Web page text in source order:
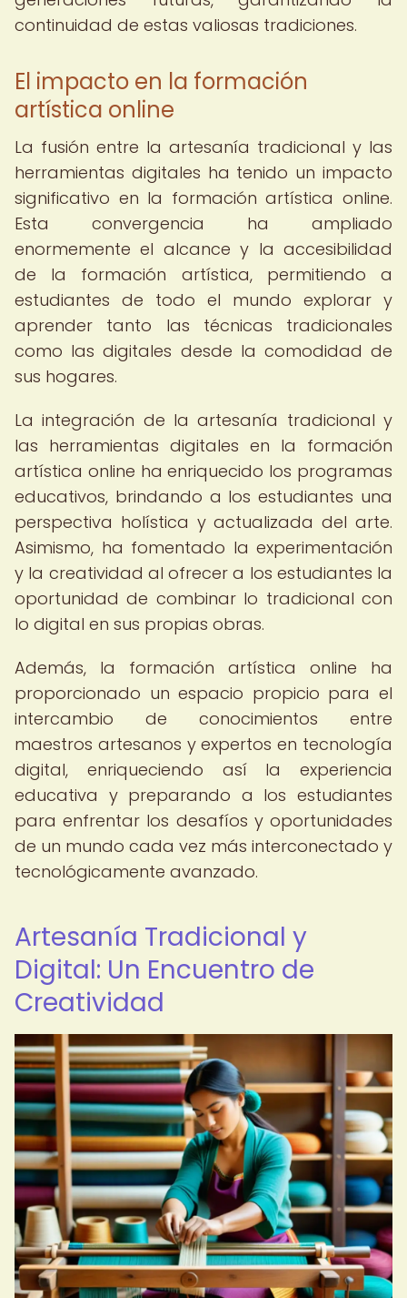
continuidad de estas valiosas tradiciones.
El impacto en la formación
artística online
La fusión entre la artesanía tradicional y las
herramientas digitales ha tenido un impacto
significativo en la formación artística online.
Esta convergencia ha ampliado
enormemente el alcance y la accesibilidad
de la formación artística, permitiendo a
estudiantes de todo el mundo explorar y
aprender tanto las técnicas tradicionales
como las digitales desde la comodidad de
sus hogares.
La integración de la artesanía tradicional y
las herramientas digitales en la formación
artística online ha enriquecido los programas
educativos, brindando a los estudiantes una
perspectiva holística y actualizada del arte.
Asimismo, ha fomentado la experimentación
y la creatividad al ofrecer a los estudiantes la
oportunidad de combinar lo tradicional con
lo digital en sus propias obras.
Además, la formación artística online ha
proporcionado un espacio propicio para el
intercambio de conocimientos entre
maestros artesanos y expertos en tecnología
digital, enriqueciendo así la experiencia
educativa y preparando a los estudiantes
para enfrentar los desafíos y oportunidades
de un mundo cada vez más interconectado y
tecnológicamente avanzado.
Artesanía Tradicional y
Digital: Un Encuentro de
Creatividad